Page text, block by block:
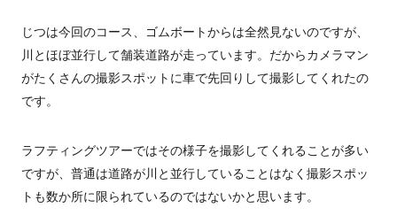
じつは今回のコース、ゴムボートからは全然見ないのですが、
川とほぼ並行して舗装道路が走っています。だからカメラマン
がたくさんの撮影スポットに車で先回りして撮影してくれたの
です。
ラフティングツアーではその様子を撮影してくれることが多い
ですが、普通は道路が川と並行していることはなく撮影スポッ
トも数か所に限られているのではないかと思います。